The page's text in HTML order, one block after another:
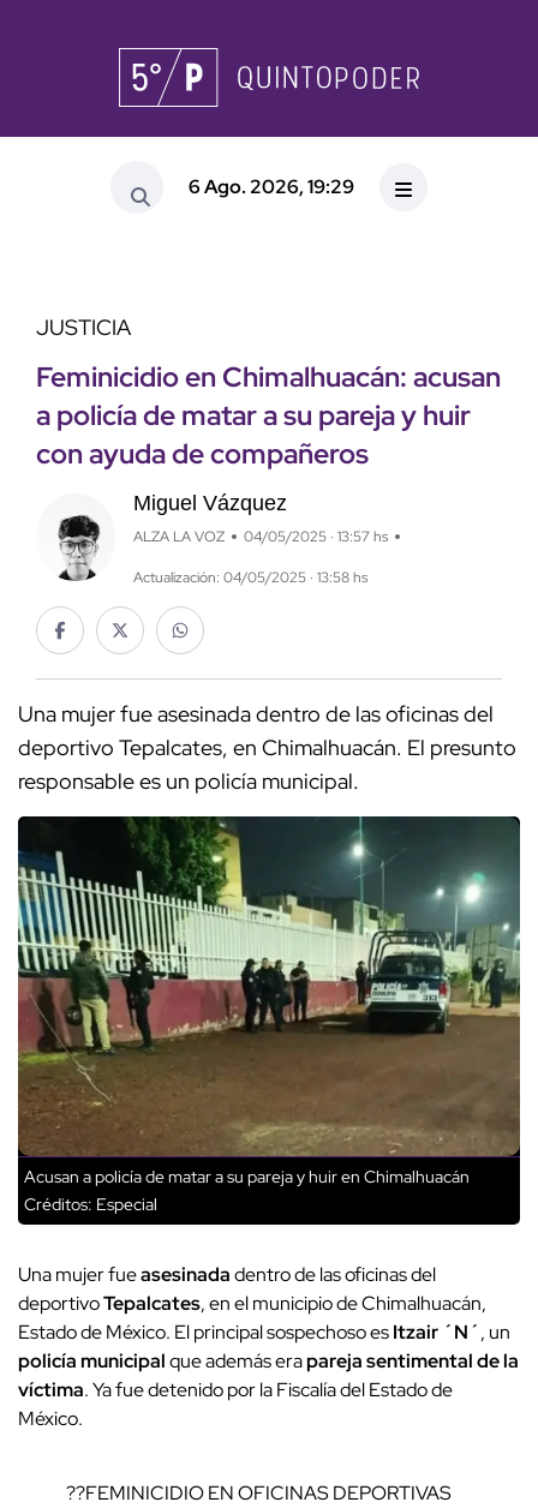
6 Ago. 2026, 19:29
JUSTICIA
Feminicidio en Chimalhuacán: acusan
a policía de matar a su pareja y huir
con ayuda de compañeros
Miguel Vázquez
ALZA LA VOZ 04/05/2025 · 13:57 hs
Actualización: 04/05/2025 · 13:58 hs
Una mujer fue asesinada dentro de las oficinas del
deportivo Tepalcates, en Chimalhuacán. El presunto
responsable es un policía municipal.
Acusan a policía de matar a su pareja y huir en Chimalhuacán
Créditos: Especial
Una mujer fueasesinadadentro de las oficinas del
deportivoTepalcates, en el municipio de Chimalhuacán,
Estado de México. El principal sospechoso esItzair ´N´, un
policía municipalque además erapareja sentimental de la
víctima. Ya fue detenido por la Fiscalía del Estado de
México.
??FEMINICIDIO EN OFICINAS DEPORTIVAS